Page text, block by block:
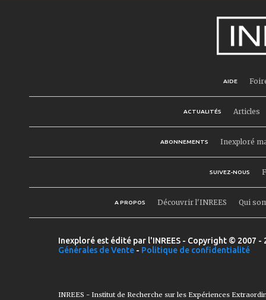
AIDE
ACTUALITÉS Articles
ABONNEMENTS Inexploré
SUIVEZ-NOUS
A PROPOS Découvrir l'INREES Qui
Inexploré est édité par l'INREES - Copyright © 2007
Générales de Vente - Politique de confidentialité
INREES - Institut de Recherche sur les Expériences